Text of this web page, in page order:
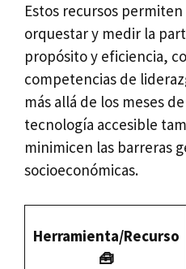
Estos recursos
orquestar y medir la
propósito y eficiencia,
competencias de
más allá de los meses
tecnología accesible
minimicen las barreras
socioeconómicas.
Herramienta/Recurso
🧰